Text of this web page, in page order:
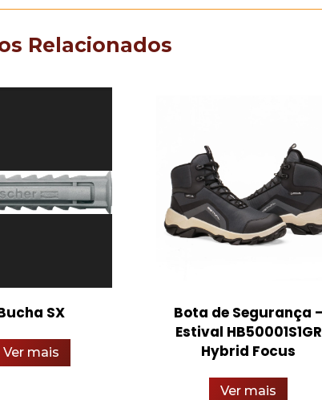
Relacionados
SX
Ver mais
Bota de Segurança –
Estival HB50001S1GR
Hybrid Focus
Ver mais